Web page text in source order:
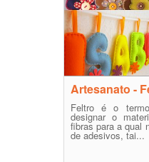
Artesanato -
Feltro é o
designar o
fibras para a qual
de adesivos, tai...